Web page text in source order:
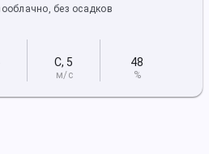
без осадков
С, 5
м/с
48
%